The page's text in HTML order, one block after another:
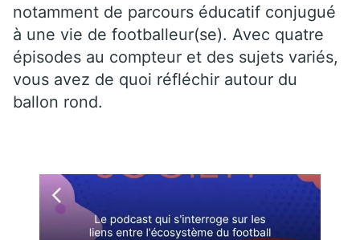
notamment de parcours éducatif conjugué
à une vie de footballeur(se). Avec quatre
épisodes au compteur et des sujets variés,
vous avez de quoi réfléchir autour du
ballon rond.